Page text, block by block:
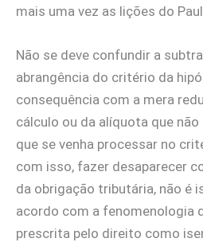
mais uma vez as lições do
Não se deve confundir a
abrangência do critério da
consequência com a mera
cálculo ou da alíquota que
que se venha processar no
com isso, fazer desaparecer
da obrigação tributária, não é
acordo com a fenomenologia
prescrita pelo direito como